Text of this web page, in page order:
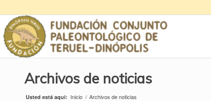
Archivos de noticias
Usted está aquí: Inicio / Archivos de noticias